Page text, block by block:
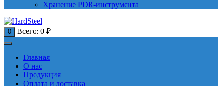
Хранение PDR-инструмента
0 Всего: 0 ₽
Главная
О нас
Продукция
Оплата и доставка